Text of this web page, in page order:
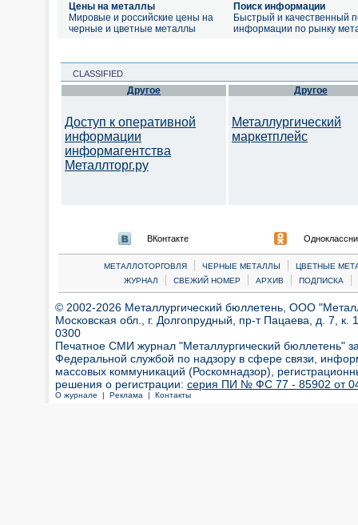
Цены на металлы
Мировые и российские цены на
черные и цветные металлы
Поиск информации
Быстрый и качественный
информации по рынку
CLASSIFIED
Другое
Доступ к оперативной
информации
информагентства
Металлторг.ру
Другое
Металлургический
маркетплейс
ВКонтакте
МЕТАЛЛОТОРГОВЛЯ | ЧЕРНЫЕ МЕТАЛЛЫ |
ЦВЕТНЫЕ
ЖУРНАЛ
| СВЕЖИЙ НОМЕР | АРХИВ | ПОДПИСКА |
© 2002-2026 Металлургический бюллетень, ООО
Московская обл., г. Долгопрудный, пр-т Пацаева, д. 7,
0300
Печатное СМИ журнал "Металлургический бюллетень"
Федеральной службой по надзору в сфере связи,
массовых коммуникаций (Роскомнадзор),
решения о регистрации: серия ПИ № ФС 77 - 85902 от 04
О журнале | Реклама | Контакты